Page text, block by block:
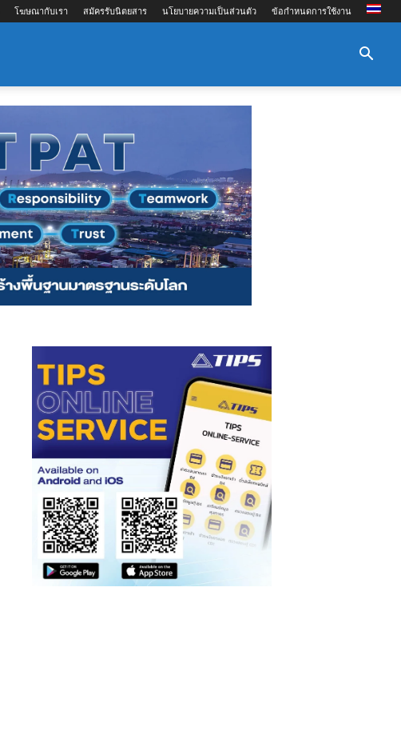
โฆษณากับเรา สมัครรับนิตยสาร นโยบายความเป็นส่วนตัว ข้อกำหนดการใช้งาน